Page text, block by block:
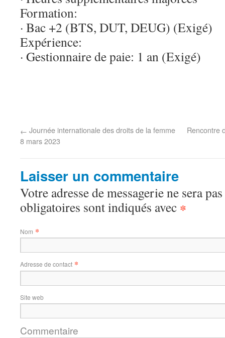
Formation:
· Bac +2 (BTS, DUT, DEUG) (Exigé)
Expérience:
· Gestionnaire de paie: 1 an (Exigé)
← Journée internationale des droits de la femme
8 mars 2023
Rencontre
Laisser un commentaire
Votre adresse de messagerie ne sera
obligatoires sont indiqués avec *
Nom *
Adresse de contact *
Site web
Commentaire